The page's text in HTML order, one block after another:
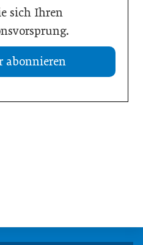
sich Ihren
abonnieren